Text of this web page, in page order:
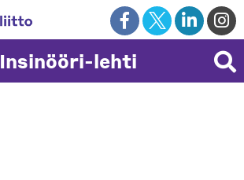
Insinööri-lehti